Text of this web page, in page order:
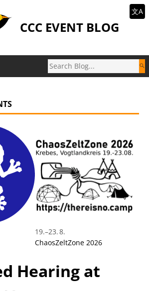
CCC EVENT BLOG
文A
19.–23. 8.
ChaosZeltZone 2026
Hearing at